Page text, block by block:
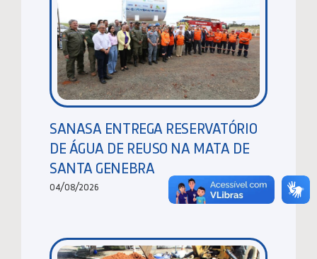
SANASA ENTREGA RESERVATÓRIO
DE ÁGUA DE REUSO NA MATA DE
SANTA GENEBRA
04/08/2026